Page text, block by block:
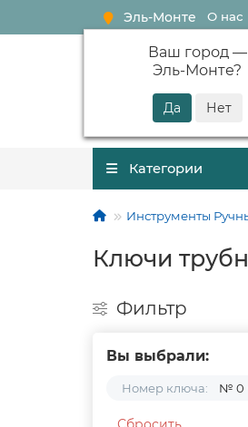
Эль-Монте
Ваш город —
Эль-Монте?
О нас
Категории
Инструменты
Ключи
Фильтр
Вы выбрали:
Номер ключа: № 0